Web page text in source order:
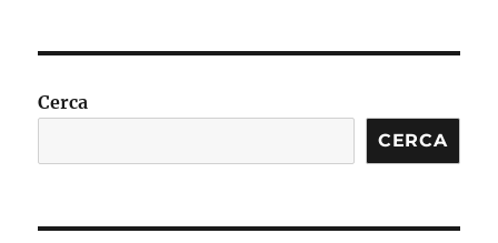
Cerca
CERCA